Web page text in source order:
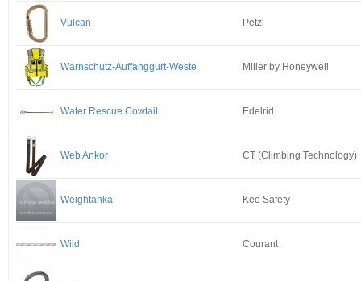
Vulcan Petzl
Warnschutz-Auffanggurt-Weste Miller by Honeywell
Water Rescue Cowtail Edelrid
Web Ankor CT (Climbing Technology)
Weightanka Kee Safety
Wild Courant